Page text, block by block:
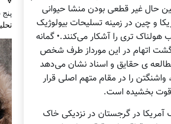
حال غیر قطعی بودن منشا حیوانی
و چین در زمینه تسلیحات بیولوژیک
هولناک تری را آشکار می‌کنند.• گمانه
کویدو۱۹ را تشدید کرده وانگشت اتهام در این مورداز طرف شخص
ی حقایق و اسناد نشان می‌دهد
را در مقام متهم اصلی قرار
قوت بخشیده است.
آمریکا در گرجستان در نزدیکی خاک
پنج